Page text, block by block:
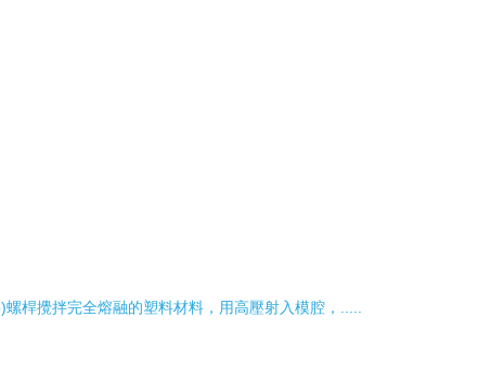
拌完全熔融的塑料材料，用高壓射入模腔，.....